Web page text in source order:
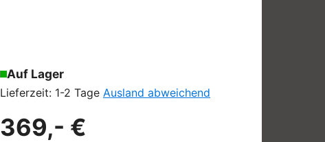
Auf Lager
Lieferzeit: 1-2 Tage Ausland abweichend
369,- €